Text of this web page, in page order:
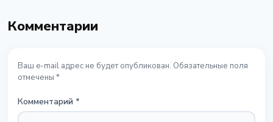
Комментарии
Ваш e-mail адрес не будет опубликован. Обязательные поля
отмечены *
Комментарий *